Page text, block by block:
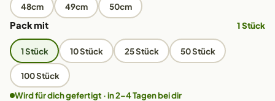
48cm 49cm 50cm
Pack mit 1 Stück
1 Stück 10 Stück 25 Stück 50 Stück
100 Stück
Wird für dich gefertigt · in 2–4 Tagen bei dir